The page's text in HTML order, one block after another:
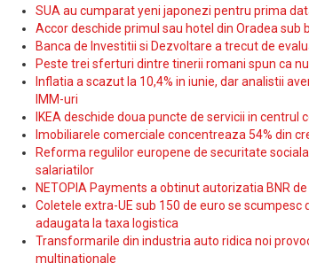
SUA au cumparat yeni japonezi pentru prima
Accor deschide primul sau hotel din Oradea sub
Banca de Investitii si Dezvoltare a trecut de
Peste trei sferturi dintre tinerii romani spun ca
Inflatia a scazut la 10,4% in iunie, dar analistii
IMM-uri
IKEA deschide doua puncte de servicii in
Imobiliarele comerciale concentreaza 54% din
Reforma regulilor europene de securitate
salariatilor
NETOPIA Payments a obtinut autorizatia BNR
Coletele extra-UE sub 150 de euro se
adaugata la taxa logistica
Transformarile din industria auto ridica noi
multinationale